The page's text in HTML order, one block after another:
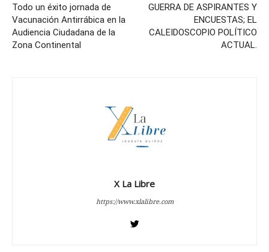
Todo un éxito jornada de
Vacunación Antirrábica en la
Audiencia Ciudadana de la
Zona Continental
GUERRA DE ASPIRANTES Y
ENCUESTAS; EL
CALEIDOSCOPIO POLÍTICO
ACTUAL.
X La Libre
https://www.xlalibre.com